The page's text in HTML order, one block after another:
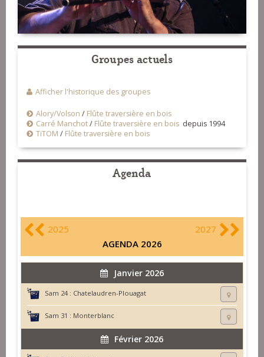
Groupes actuels
Afficher l'historique des groupes
Alory/Volson / Flûte traversière en bois
Carré Manchot/ Flûte traversière en bois depuis 1994
TiTOM / Flûte traversière en bois
Agenda
2025
2027
AGENDA 2026
Janvier 2026
Sam 24 : Chatelaudren-Plouagat
Sam 31 : Monterblanc
Février 2026